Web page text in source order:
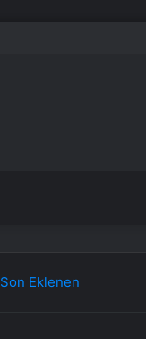
Son Eklenen